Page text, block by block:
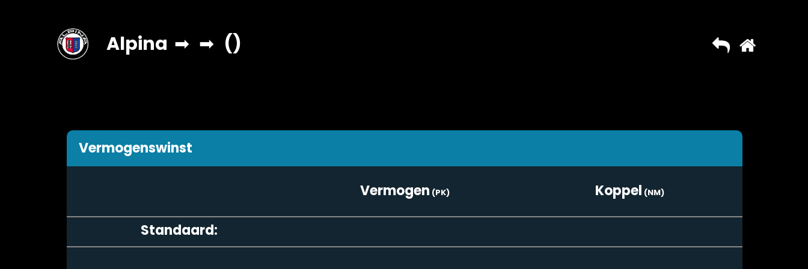
Alpina ➡ ➡ ()
Vermogenswinst
Vermogen Koppel
Standaard: